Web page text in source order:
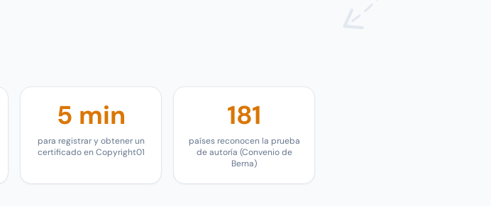
5 min
para registrar y obtener un
certificado en Copyright01
181
países reconocen la prueba
de autoría (Convenio de
Berna)